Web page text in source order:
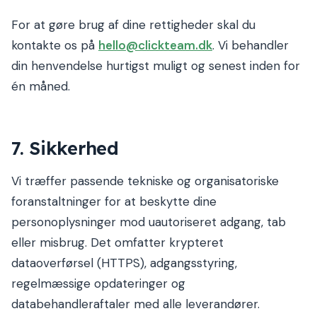
For at gøre brug af dine rettigheder skal du
kontakte os på hello@clickteam.dk. Vi behandler
din henvendelse hurtigst muligt og senest inden for
én måned.
7. Sikkerhed
Vi træffer passende tekniske og organisatoriske
foranstaltninger for at beskytte dine
personoplysninger mod uautoriseret adgang, tab
eller misbrug. Det omfatter krypteret
dataoverførsel (HTTPS), adgangsstyring,
regelmæssige opdateringer og
databehandleraftaler med alle leverandører.